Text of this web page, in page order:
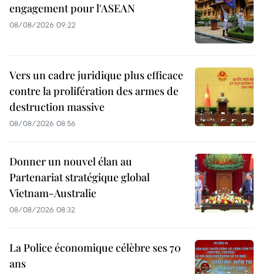
engagement pour l'ASEAN
08/08/2026 09:22
Vers un cadre juridique plus efficace
contre la prolifération des armes de
destruction massive
08/08/2026 08:56
Donner un nouvel élan au
Partenariat stratégique global
Vietnam-Australie
08/08/2026 08:32
La Police économique célèbre ses 70
ans